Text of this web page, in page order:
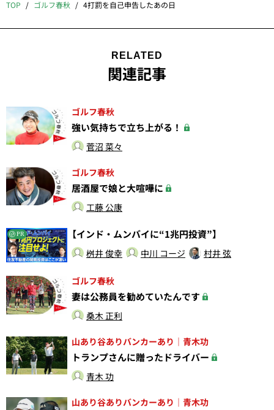
TOP ゴルフ春秋 4打罰を自己申告したあの日
RELATED
関連記事
ゴルフ春秋
強い気持ちで立ち上がる！
菅沼 菜々
ゴルフ春秋
居酒屋で娘と大喧嘩に
工藤 公康
PR 【インド・ムンバイに“1兆円投資”】
桝井 俊幸 中川 コージ 村井 弦
ゴルフ春秋
妻は公務員を勧めていたんです
桑木 正利
山あり谷ありバンカーあり｜青木功
トランプさんに贈ったドライバー
青木 功
山あり谷ありバンカーあり｜青木功